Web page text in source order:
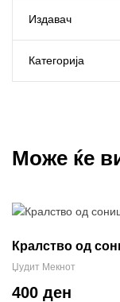
Издавач
Категорија
Може ќе
Кралство од
Џудит Мекнот
400 ден